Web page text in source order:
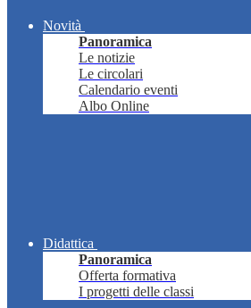
Novità
Panoramica
Le notizie
Le circolari
Calendario eventi
Albo Online
Didattica
Panoramica
Offerta formativa
I progetti delle classi